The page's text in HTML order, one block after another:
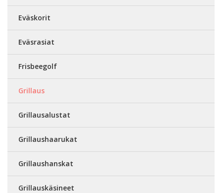
Eväskorit
Eväsrasiat
Frisbeegolf
Grillaus
Grillausalustat
Grillaushaarukat
Grillaushanskat
Grillauskäsineet